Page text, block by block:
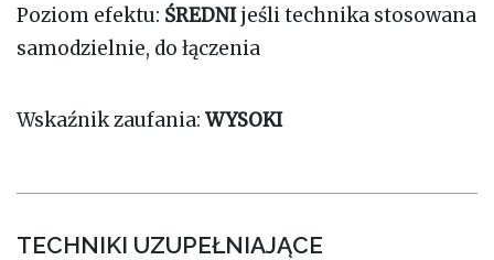
Poziom efektu: ŚREDNIjeśli technika stosowana
samodzielnie, do łączenia
Wskaźnik zaufania: WYSOKI
TECHNIKI UZUPEŁNIAJĄCE